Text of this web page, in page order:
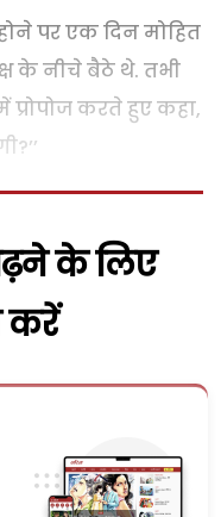
पर एक दिन मोहित
के नीचे बैठे थे. तभी
करते हुए कहा,
के लिए
करें